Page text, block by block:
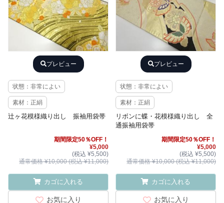
プレビュー
状態：非常によい
素材：正絹
辻ヶ花模様織り出し 振袖用袋帯
期間限定50％OFF！
¥5,000
(税込 ¥5,500)
通常価格 ¥10,000 (税込 ¥11,000)
カゴに入れる
お気に入り
プレビュー
状態：非常によい
素材：正絹
リボンに蝶・花模様織り出し 全
通振袖用袋帯
期間限定50％OFF！
¥5,000
(税込 ¥5,500)
通常価格 ¥10,000 (税込 ¥11,000)
カゴに入れる
お気に入り